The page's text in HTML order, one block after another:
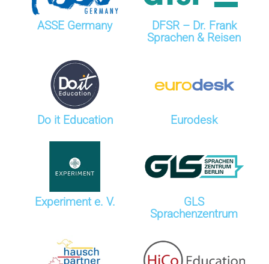
ASSE Germany
DFSR – Dr. Frank
Sprachen & Reisen
Do it Education Eurodesk
Experiment e. V.
GLS
Sprachenzentrum